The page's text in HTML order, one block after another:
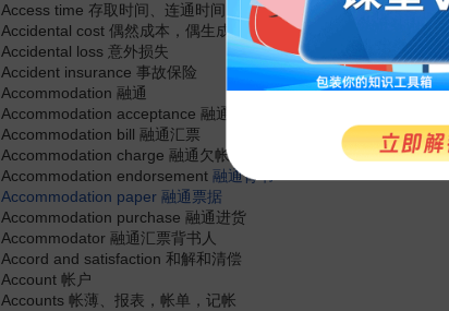
Access time 存取时间、连通时间
Accidental cost 偶然成本，偶生成本
Accidental loss 意外损失
Accident insurance 事故保险
Accommodation 融通
Accommodation acceptance 融通承兑
Accommodation bill 融通汇票
Accommodation charge 融通欠帐
Accommodation endorsement 融通背书
Accommodation paper 融通票据
Accommodation purchase 融通进货
Accommodator 融通汇票背书人
Accord and satisfaction 和解和清偿
Account 帐户
Accounts 帐薄、报表，帐单，记帐